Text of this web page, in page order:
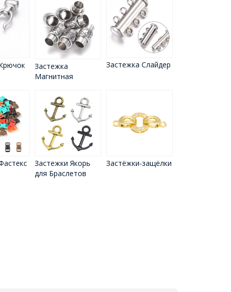
Застежка
Магнитная
Застежка Слайдер
Застежки Якорь
для Браслетов
Застёжки-защёлки